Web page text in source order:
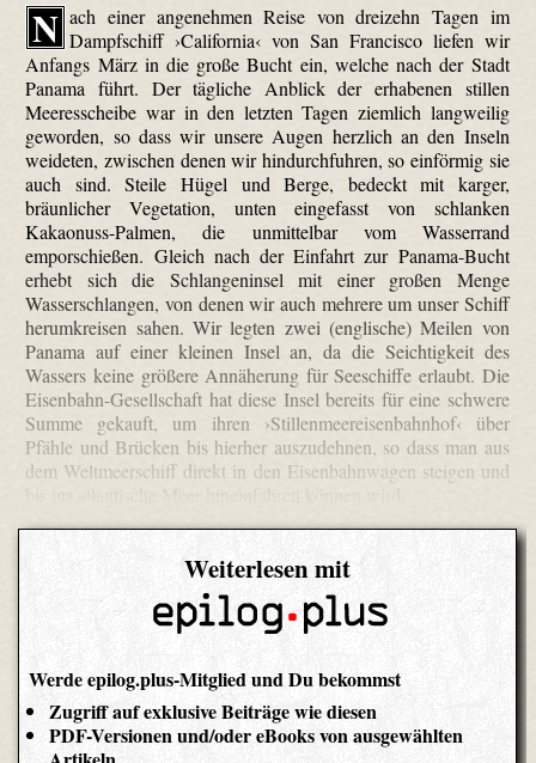
N ach einer angenehmen Reise von dreizehn Tagen im
Dampfschiff ›California‹ von San Francisco liefen wir
Anfangs März in die große Bucht ein, welche nach der Stadt
Panama führt. Der tägliche Anblick der erhabenen stillen
Meeresscheibe war in den letzten Tagen ziemlich langweilig
geworden, so dass wir unsere Augen herzlich an den Inseln
weideten, zwischen denen wir hindurchfuhren, so einförmig sie
auch sind. Steile Hügel und Berge, bedeckt mit karger,
bräunlicher Vegetation, unten eingefasst von schlanken
Kakaonuss-Palmen, die unmittelbar vom Wasserrand
emporschießen. Gleich nach der Einfahrt zur Panama-Bucht
erhebt sich die Schlangeninsel mit einer großen Menge
Wasserschlangen, von denen wir auch mehrere um unser Schiff
herumkreisen sahen. Wir legten zwei (englische) Meilen von
Panama auf einer kleinen Insel an, da die Seichtigkeit des
Wassers keine größere Annäherung für Seeschiffe erlaubt. Die
Eisenbahn-Gesellschaft hat diese Insel bereits für eine schwere
Summe gekauft, um ihren ›Stillen­meer­eisen­bahnhof‹ über
Pfähle und Brücken bis hierher auszudehnen, so dass man aus
dem Welt­meer­schiff direkt in den Eisenbahnwagen steigen und
Weiterlesen mit
Werde epilog.plus-Mitglied und Du bekommst
Zugriff auf exklusive Beiträge wie diesen
PDF-Versionen und/oder eBooks von ausgewählten